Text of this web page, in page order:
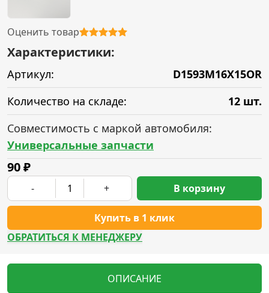
Оценить товар
Характеристики:
Артикул:
D1593M16X15OR
Количество на складе:
12 шт.
Совместимость с маркой автомобиля:
Универсальные запчасти
90₽
- +
Купить в 1 клик
В корзину
ОБРАТИТЬСЯ К МЕНЕДЖЕРУ
ОПИСАНИЕ